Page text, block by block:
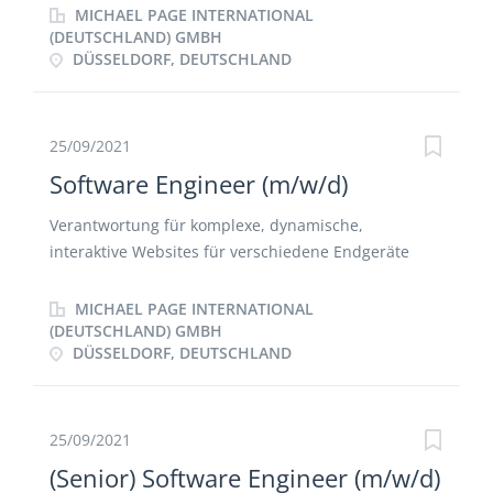
skalierbaren Lösungen unter Verwendung des
Technologie-Stacks Mitwirkung an innovativen
Projekten in enger Zusammenarbeit mit dem
auf internationaler Ebene Pflege, Weiterentwicklung
Datenmappings Enge Zusammenarbeit mit der
Business Community und Durchführung von
Anwenderschulungen
MICHAEL PAGE INTERNATIONAL
(DEUTSCHLAND) GMBH
DÜSSELDORF, DEUTSCHLAND
25/09/2021
Software Engineer (m/w/d)
Verantwortung für komplexe, dynamische,
interaktive Websites für verschiedene Endgeräte
Evaluierung von neuen Technologien und Prozessen
zur Verbesserung von Arbeitsabläufen Beratung und
Abstimmung mit den verschiedenen Fachbereichen
für Projekte und Weiterentwicklungen
MICHAEL PAGE INTERNATIONAL
(DEUTSCHLAND) GMBH
DÜSSELDORF, DEUTSCHLAND
25/09/2021
(Senior) Software Engineer (m/w/d)